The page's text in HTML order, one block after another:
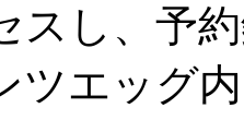
スし、予
ツエッグ